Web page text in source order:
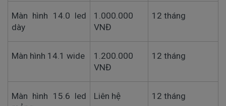
Màn hình 14.0 led
dày
1.000.000
VNĐ
12 tháng
Màn hình 14.1 wide
1.200.000
VNĐ
12 tháng
Màn hình 15.6 led
Liên hệ 12 tháng